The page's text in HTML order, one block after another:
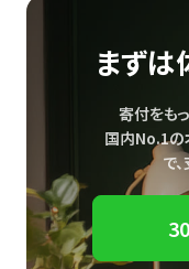
まずは
寄付をも
国内No.1の
で、